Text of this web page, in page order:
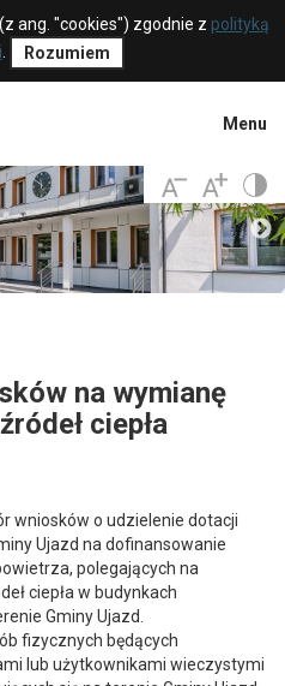
ang. "cookies") zgodnie z polityką
Rozumiem
Menu
na wymianę
ciepła
wniosków o udzielenie dotacji
Ujazd na dofinansowanie
polegających na
ciepła w budynkach
Gminy Ujazd.
fizycznych będących
lub użytkownikami wieczystymi